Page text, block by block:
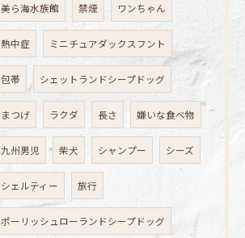
美ら海水族館 禁煙 ワンちゃん
熱中症 ミニチュアダックスフント
包帯 シェットランドシープドッグ
まつげ ラクダ 長さ 嫌いな食べ物
九州男児 柴犬 シャンプー シーズ
シェルティー 旅行
ポーリッシュローランドシープドッグ